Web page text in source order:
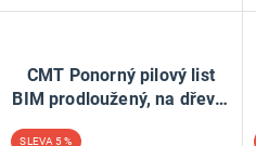
CMT Ponorný pilový list
BIM prodloužený, na dřevo,
5 %